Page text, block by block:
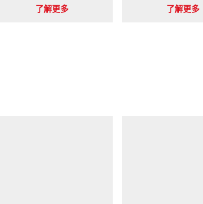
了解更多 了解更多